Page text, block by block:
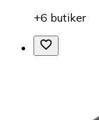
+6 butiker